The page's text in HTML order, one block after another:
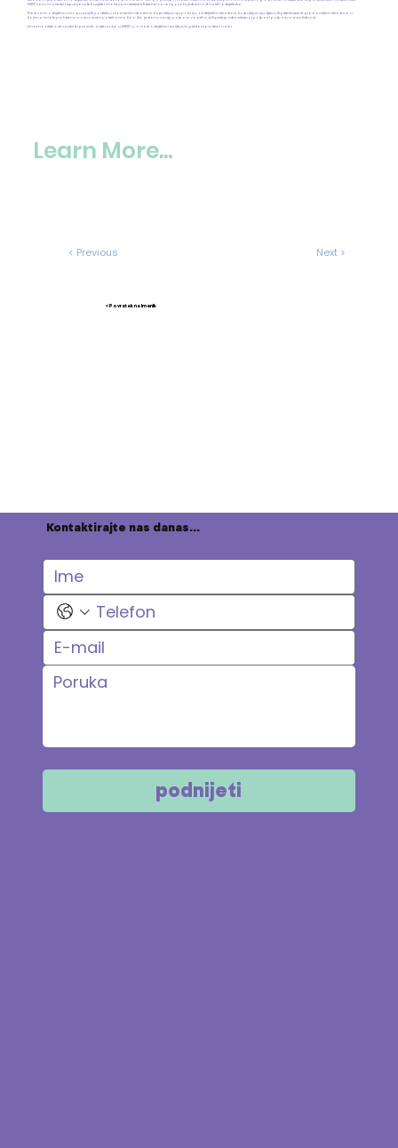
Next >
< Previous
Learn More...
NSW vam može reći ispunjavate li uvjete i može vam rezervirati termin za razgovor s jednim od naših odvjetnika.
Naši vam odvjetnici mogu pružiti podršku u kaznenim stvarima koje uključuju policiju, obiteljskim stvarima koje uključuju djecu ili prekid veze ili građanskim stvarima u
kojima imate problema s osnovnim potrebama kao što je stanovanje, potpora za prihod ili pristup zdravstvenoj potpori i potpori za invalidnost.
Imamo neke od najvećih pravnih ordinacija u NSW-u, a naši odvjetnici su stručni, predani profesionalci.
< Povratak na Imenik
Kontaktirajte nas danas...
podnijeti